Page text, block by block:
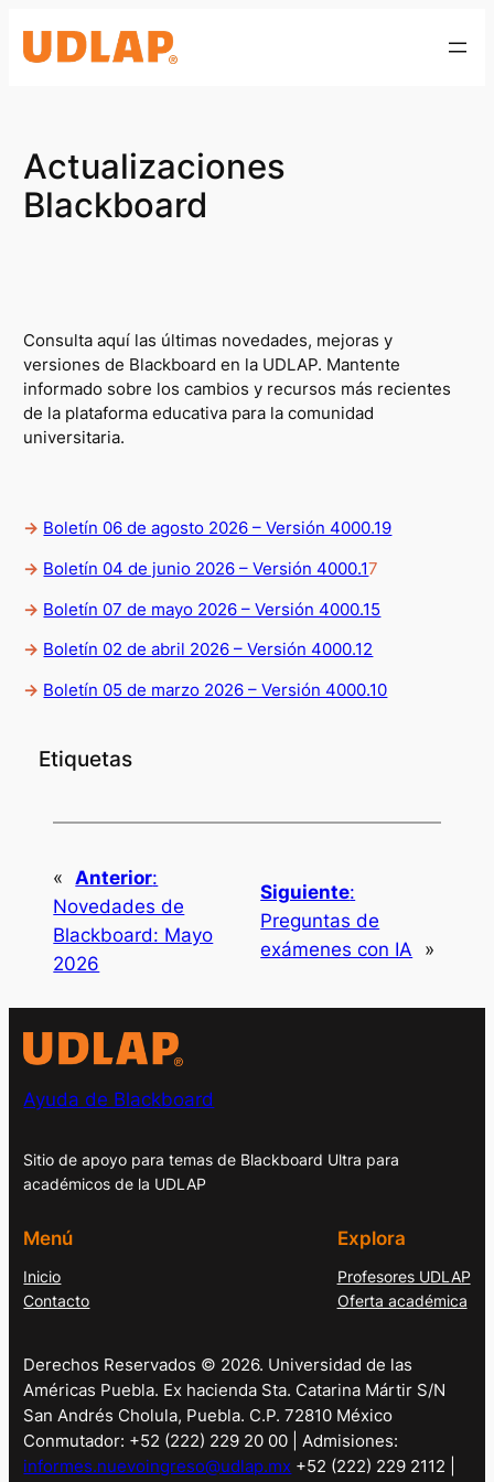
Actualizaciones
Blackboard
Consulta aquí las últimas novedades, mejoras y
versiones de Blackboard en la UDLAP. Mantente
informado sobre los cambios y recursos más recientes
de la plataforma educativa para la comunidad
universitaria.
-> Boletín 06 de agosto 2026 – Versión 4000.19
-> Boletín 04 de junio 2026 – Versión 4000.17
-> Boletín 07 de mayo 2026 – Versión 4000.15
-> Boletín 02 de abril 2026 – Versión 4000.12
-> Boletín 05 de marzo 2026 – Versión 4000.10
Etiquetas
« Anterior:
Novedades de
Blackboard: Mayo
2026
Siguiente:
Preguntas de
exámenes con IA
»
Ayuda de Blackboard
Sitio de apoyo para temas de Blackboard Ultra para
académicos de la UDLAP
Menú
Inicio
Contacto
Explora
Profesores UDLAP
Oferta académica
Derechos Reservados © 2026. Universidad de las
Américas Puebla. Ex hacienda Sta. Catarina Mártir S/N
San Andrés Cholula, Puebla. C.P. 72810 México
Conmutador: +52 (222) 229 20 00 | Admisiones:
informes.nuevoingreso@udlap.mx +52 (222) 229 2112 |